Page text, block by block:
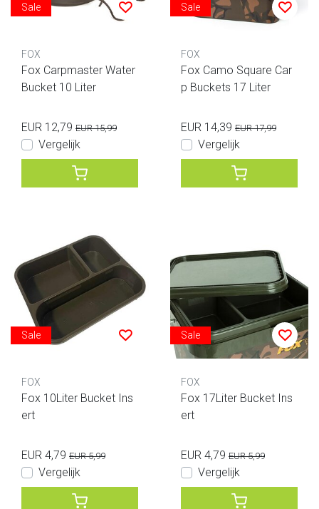
Sale
FOX
Fox Carpmaster Water
Bucket 10 Liter
EUR 12,79 EUR 15,99
Vergelijk
Sale
FOX
Fox Camo Square Car
p Buckets 17 Liter
EUR 14,39 EUR 17,99
Vergelijk
Sale
FOX
Fox 10Liter Bucket Ins
ert
EUR 4,79 EUR 5,99
Vergelijk
Sale
FOX
Fox 17Liter Bucket Ins
ert
EUR 4,79 EUR 5,99
Vergelijk